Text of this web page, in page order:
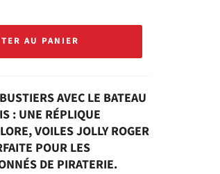
AU PANIER
AVEC LE BATEAU
: UNE RÉPLIQUE
VOILES JOLLY ROGER
POUR LES
DE PIRATERIE.